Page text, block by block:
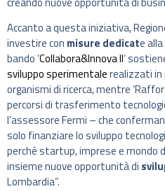
Accanto a questa iniziativa,
investire con misure dedicate
bando ‘Collabora&Innova II‘
sviluppo sperimentalerealizzati
organismi di ricerca, mentre
percorsi di trasferimento
l’assessore Fermi – che
solo finanziare lo sviluppo
perché startup, imprese e mondo
insieme nuove opportunità di
Lombardia”.